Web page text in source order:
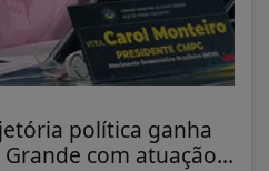
política ganha
com atuação...